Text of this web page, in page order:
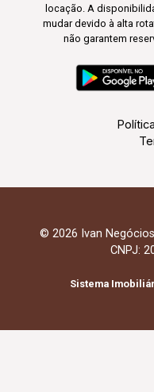
locação. A
mudar devido à alta
não garantem
© 2026 Ivan
CNPJ:
Sistema